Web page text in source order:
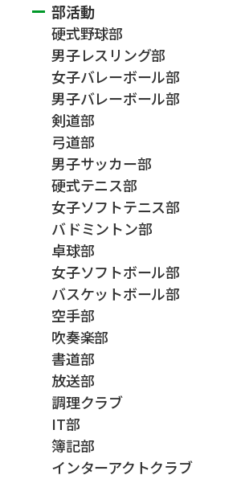
部活動
硬式野球部
男子レスリング部
女子バレーボール部
男子バレーボール部
剣道部
弓道部
男子サッカー部
硬式テニス部
女子ソフトテニス部
バドミントン部
卓球部
女子ソフトボール部
バスケットボール部
空手部
吹奏楽部
書道部
放送部
調理クラブ
IT部
簿記部
インターアクトクラブ